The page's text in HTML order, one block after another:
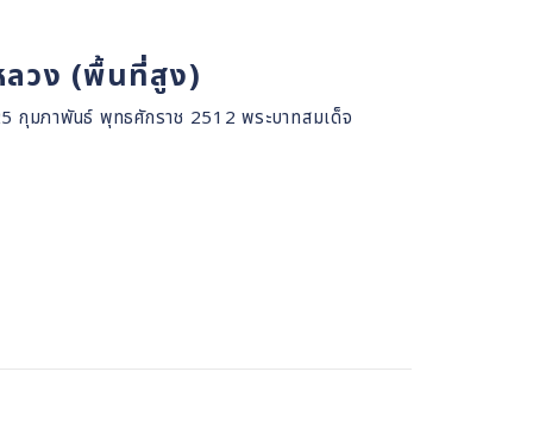
วง (พื้นที่สูง)
มภาพันธ์ พุทธศักราช 2512 พระบาทสมเด็จ